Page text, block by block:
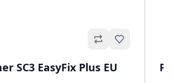
Omiljeno
SC3 EasyFix Plus EU